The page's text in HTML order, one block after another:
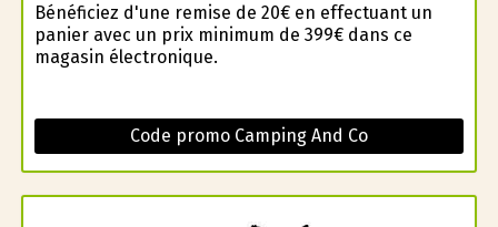
Bénéficiez d'une remise de 20€ en effectuant un
panier avec un prix minimum de 399€ dans ce
magasin électronique.
Code promo Camping And Co